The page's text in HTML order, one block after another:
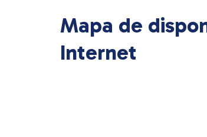
Mapa de
Internet